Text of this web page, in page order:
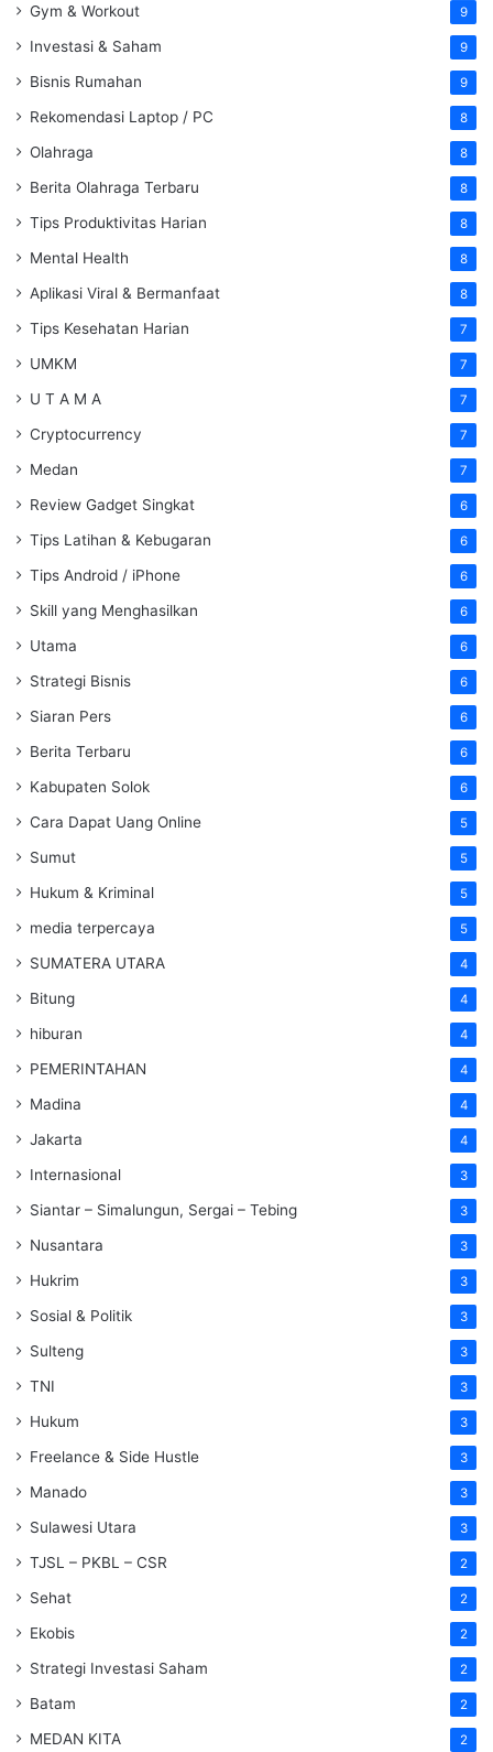
Gym & Workout 9
Investasi & Saham 9
Bisnis Rumahan 9
Rekomendasi Laptop / PC 8
Olahraga 8
Berita Olahraga Terbaru 8
Tips Produktivitas Harian 8
Mental Health 8
Aplikasi Viral & Bermanfaat 8
Tips Kesehatan Harian 7
UMKM 7
U T A M A 7
Cryptocurrency 7
Medan 7
Review Gadget Singkat 6
Tips Latihan & Kebugaran 6
Tips Android / iPhone 6
Skill yang Menghasilkan 6
Utama 6
Strategi Bisnis 6
Siaran Pers 6
Berita Terbaru 6
Kabupaten Solok 6
Cara Dapat Uang Online 5
Sumut 5
Hukum & Kriminal 5
media terpercaya 5
SUMATERA UTARA 4
Bitung 4
hiburan 4
PEMERINTAHAN 4
Madina 4
Jakarta 4
Internasional 3
Siantar – Simalungun, Sergai – Tebing 3
Nusantara 3
Hukrim 3
Sosial & Politik 3
Sulteng 3
TNI 3
Hukum 3
Freelance & Side Hustle 3
Manado 3
Sulawesi Utara 3
TJSL – PKBL – CSR 2
Sehat 2
Ekobis 2
Strategi Investasi Saham 2
Batam 2
MEDAN KITA 2